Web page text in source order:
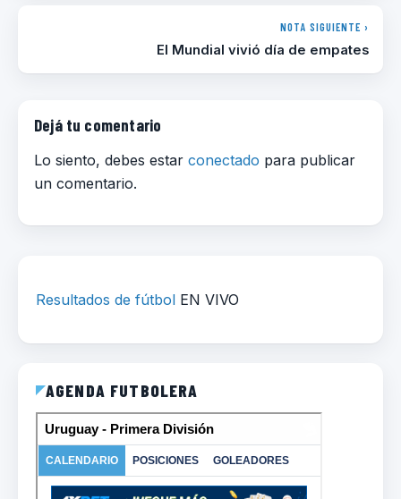
NOTA SIGUIENTE ›
El Mundial vivió día de empates
Dejá tu comentario
Lo siento, debes estar conectado para publicar
un comentario.
Resultados de fútbol EN VIVO
AGENDA FUTBOLERA